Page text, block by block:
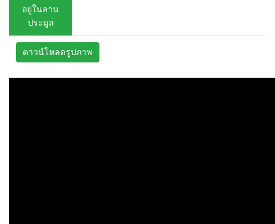
อยู่ในลาน
ประมูล
ดาวน์โหลดรูปภาพ